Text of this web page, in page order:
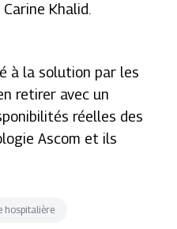
Khalid.
à la solution par les
retirer avec un
réelles des
Ascom et ils
hospitalière